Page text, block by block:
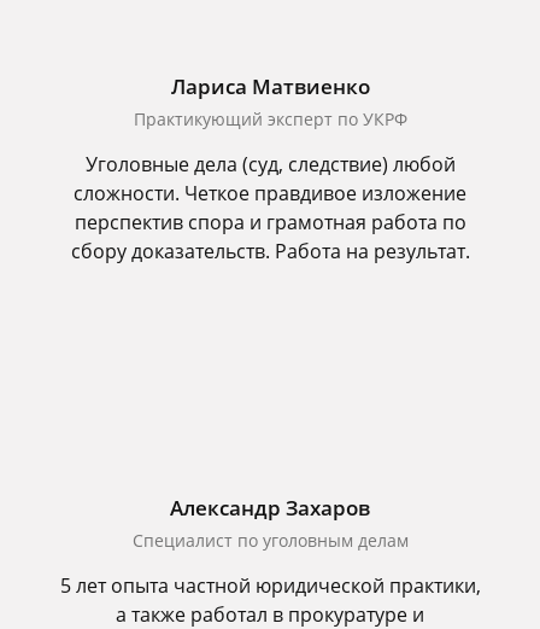
Лариса Матвиенко
Практикующий эксперт по УКРФ
Уголовные дела (суд, следствие) любой
сложности. Четкое правдивое изложение
перспектив спора и грамотная работа по
сбору доказательств. Работа на результат.
Александр Захаров
Специалист по уголовным делам
5 лет опыта частной юридической практики,
а также работал в прокуратуре и